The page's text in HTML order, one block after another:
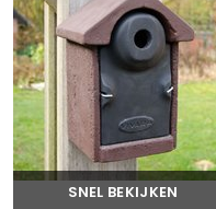
SNEL BEKIJKEN